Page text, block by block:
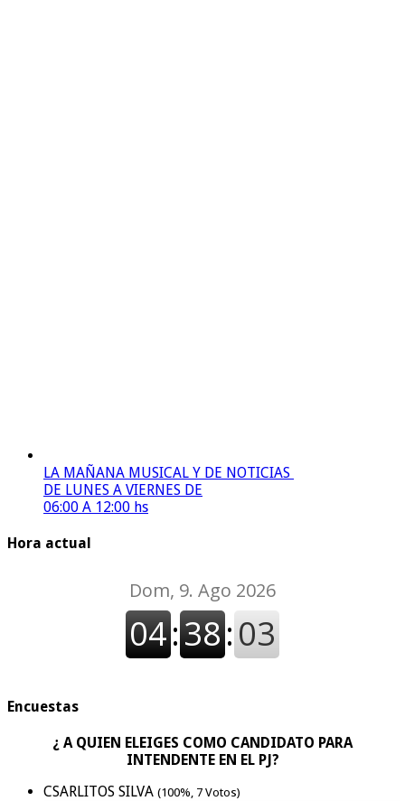
LA MAÑANA MUSICAL Y DE NOTICIAS
DE LUNES A VIERNES DE
06:00 A 12:00 hs
Hora actual
Encuestas
¿ A QUIEN ELEIGES COMO CANDIDATO PARA
INTENDENTE EN EL PJ?
CSARLITOS SILVA (100%, 7 Votos)